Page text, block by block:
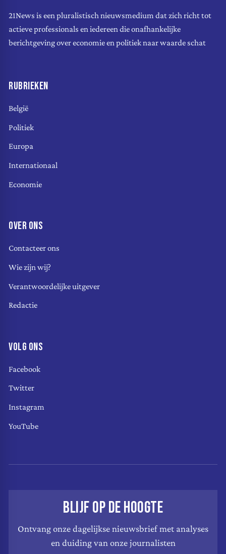
21News is een pluralistisch nieuwsmedium dat zich richt tot
actieve professionals en iedereen die onafhankelijke
berichtgeving over economie en politiek naar waarde schat
RUBRIEKEN
België
Politiek
Europa
Internationaal
Economie
OVER ONS
Contacteer ons
Wie zijn wij?
Verantwoordelijke uitgever
Redactie
VOLG ONS
Facebook
Twitter
Instagram
YouTube
BLIJF OP DE HOOGTE
Ontvang onze dagelijkse nieuwsbrief met analyses
en duiding van onze journalisten